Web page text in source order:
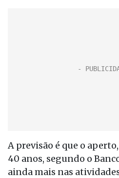
A previsão é que o
40 anos, segundo o
ainda mais nas